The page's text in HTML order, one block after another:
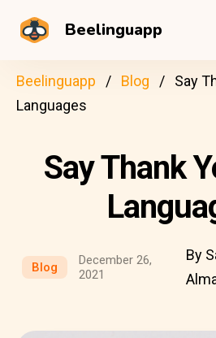
Beelinguapp
Beelinguapp Blog
Say
Languages
Say Thank
Blog
December 26,
2021
By